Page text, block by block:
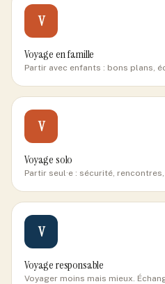
V
Voyage en famille
Partir avec enfants : bons plans,
V
Voyage solo
Partir seul·e : sécurité,
V
Voyage responsable
Voyager moins mais mieux.